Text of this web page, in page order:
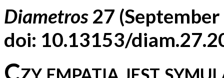
Diametros27
doi: 10.13153/
Czy empatia jest